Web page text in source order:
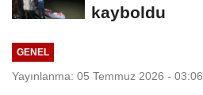
kayboldu
GENEL
Yayınlanma: 05 Temmuz 2026 - 03:06